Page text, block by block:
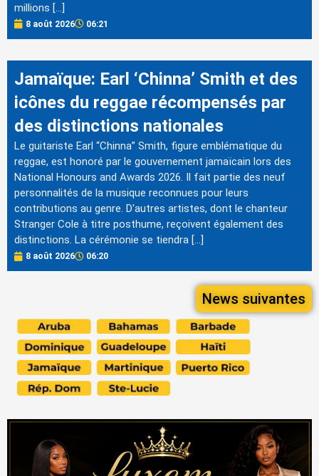
millions […]
8 août 2026 06:21
Jamaïque: Earl ‘Chinna’ Smith et des
icônes du reggae récompensés par
des distinctions nationales
Le guitariste Earl “Chinna” Smith, figure emblématique du
reggae, est honoré par le gouvernement jamaïcain lors des
National Honours and Awards 2026. Il fait partie des neuf
personnalités de la musique reconnues pour leurs
contributions au genre. D'autres artistes, dont le chanteur
Stranger Cole à titre posthume, reçoivent également des
distinctions. La cérémonie se tiendra […]
8 août 2026 06:20
News suivantes